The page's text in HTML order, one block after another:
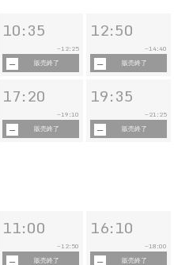
10:35
~12:25
販売終了
12:50
~14:40
販売終了
17:20
~19:10
販売終了
19:35
~ 21:25
販売終了
11:00
~12:50
販売終了
16:10
~18:00
販売終了